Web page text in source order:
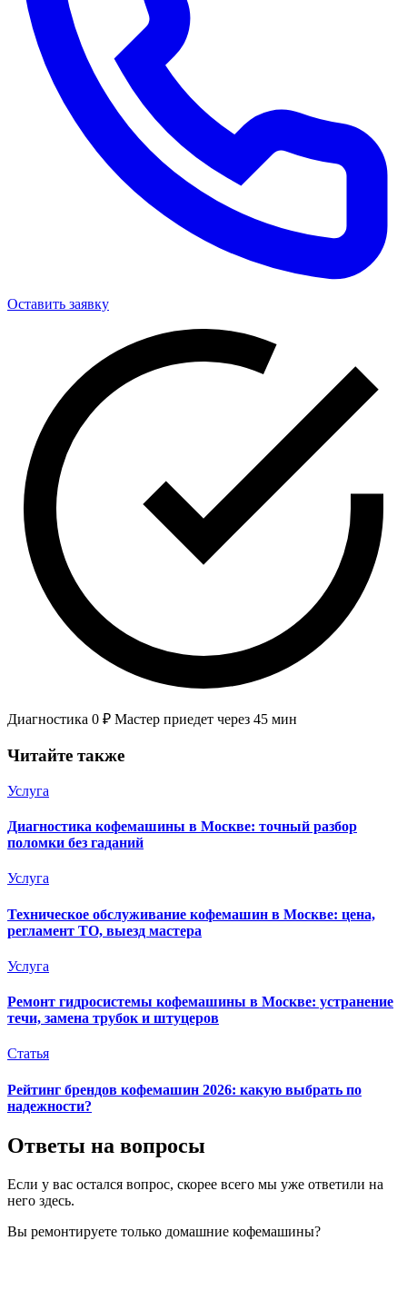
Оставить заявку
Диагностика 0 ₽ Мастер приедет через 45 мин
Читайте также
Услуга
Диагностика кофемашины в Москве: точный разбор
поломки без гаданий
Услуга
Техническое обслуживание кофемашин в Москве: цена,
регламент ТО, выезд мастера
Услуга
Ремонт гидросистемы кофемашины в Москве: устранение
течи, замена трубок и штуцеров
Статья
Рейтинг брендов кофемашин 2026: какую выбрать по
надежности?
Ответы на вопросы
Если у вас остался вопрос, скорее всего мы уже ответили на
него здесь.
Вы ремонтируете только домашние кофемашины?